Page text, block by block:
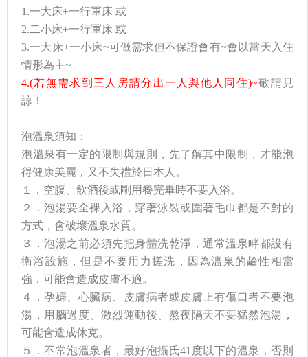
1.一大床+一行軍床 或
2.二小床+一行軍床 或
3.一大床+一小床~可做需求但不保證會有~會以當天入住
情形為主~
4.(若無需求到三人房請分出一人與他人同住)~敬請見
諒！
泡溫泉須知：
泡溫泉有一定的限制與規則，先了解其中限制，才能泡
得健康美麗，又不失禮於日本人。
１．空腹、飲酒後或剛用餐完畢時不要入浴。
２．泡湯要全裸入浴，穿著泳裝或圍著毛巾都是不對的
方式，會破壞溫泉水質。
３．泡湯之前必須先把身體洗乾淨，通常溫泉畔都設有
衛浴設施，但是不要用力搓洗，因為溫泉的鹼性相當
強，可能會造成皮膚不適。
４．孕婦、心臟病、皮膚病者或皮膚上有傷口者不要泡
湯，用腦過度、激烈運動後、熬夜隔天不要猛然泡湯，
可能會造成休克。
５．不常泡溫泉者，最好泡攝氏41度以下的溫泉，否則